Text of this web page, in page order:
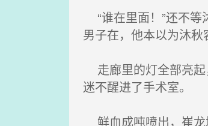
“谁在里面！”还不等
男子在，他本以为沐秋
走廊里的灯全部亮起
迷不醒进了手术室。
鲜血成吨喷出，崔龙